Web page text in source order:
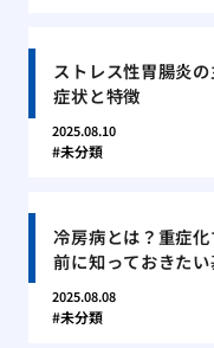
ストレス性胃腸炎
症状と特徴
2025.08.10
未分類
冷房病とは？重症化
前に知っておきた
2025.08.08
未分類